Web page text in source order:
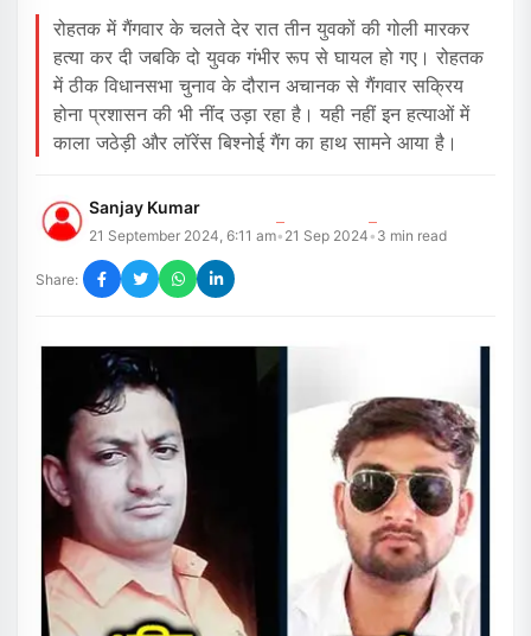
रोहतक में गैंगवार के चलते देर रात तीन युवकों की गोली मारकर
हत्या कर दी जबकि दो युवक गंभीर रूप से घायल हो गए। रोहतक
में ठीक विधानसभा चुनाव के दौरान अचानक से गैंगवार सक्रिय
होना प्रशासन की भी नींद उड़ा रहा है। यही नहीं इन हत्याओं में
काला जठेड़ी और लॉरेंस बिश्नोई गैंग का हाथ सामने आया है।
Sanjay Kumar
21 September 2024, 6:11 am• 21 Sep 2024• 3 min read
Share: